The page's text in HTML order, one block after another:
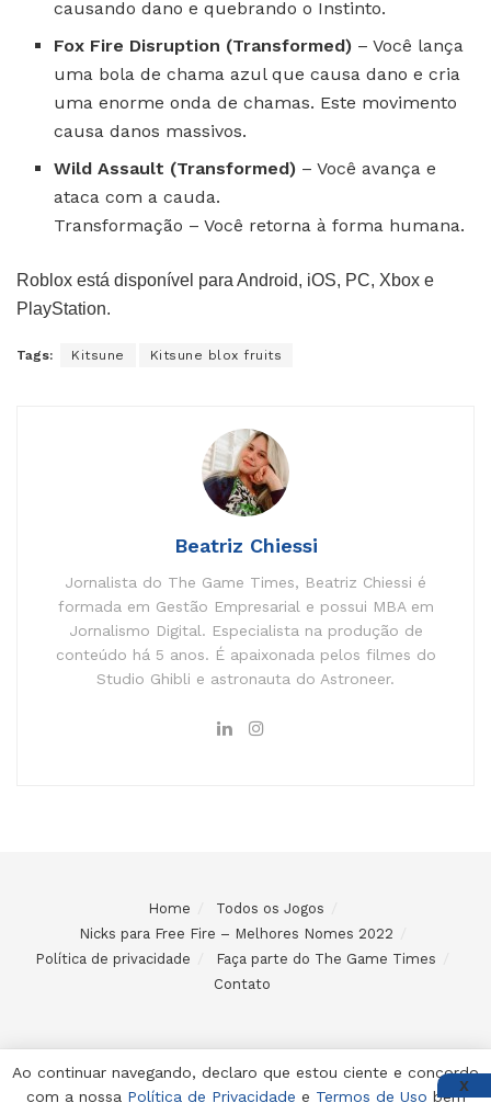
causando dano e quebrando o Instinto.
Fox Fire Disruption (Transformed) – Você lança
uma bola de chama azul que causa dano e cria
uma enorme onda de chamas. Este movimento
causa danos massivos.
Wild Assault (Transformed) – Você avança e
ataca com a cauda.
Transformação – Você retorna à forma humana.
Roblox está disponível para Android, iOS, PC, Xbox e
PlayStation.
Tags: Kitsune Kitsune blox fruits
Beatriz Chiessi
Jornalista do The Game Times, Beatriz Chiessi é
formada em Gestão Empresarial e possui MBA em
Jornalismo Digital. Especialista na produção de
conteúdo há 5 anos. É apaixonada pelos filmes do
Studio Ghibli e astronauta do Astroneer.
Home
Todos os Jogos
Nicks para Free Fire – Melhores Nomes 2022
Política de privacidade
Faça parte do The Game Times
Contato
© 2024 Desenvolvido e mantido por Code Soluções
Ao continuar navegando, declaro que estou ciente e concordo
com a nossa Política de Privacidade e Termos de Uso bem
X